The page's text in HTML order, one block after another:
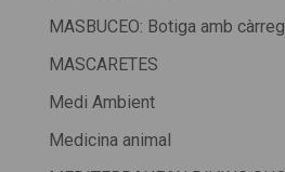
MASBUCEO: Botiga amb
MASCARETES
Medi Ambient
Medicina animal